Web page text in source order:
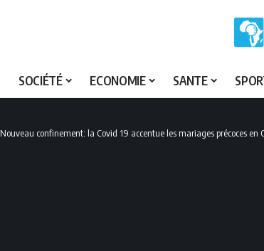
SOCIÉTÉ ECONOMIE SANTE
Nouveau confinement: la Covid 19 accentue les mariages précoces en